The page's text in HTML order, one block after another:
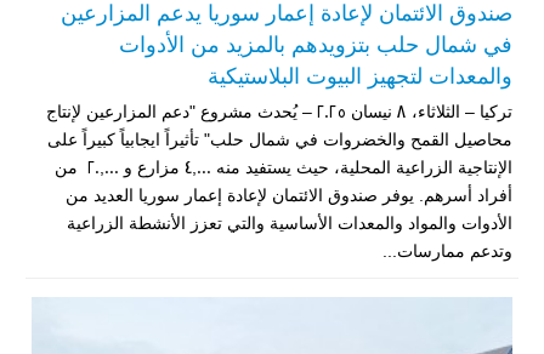
صندوق الائتمان لإعادة إعمار سوريا يدعم المزارعين
في شمال حلب بتزويدهم بالمزيد من الأدوات
والمعدات لتجهيز البيوت البلاستيكية
تركيا – الثلاثاء، 8 نيسان 2025 – يُحدث مشروع "دعم المزارعين لإنتاج
محاصيل القمح والخضروات في شمال حلب" تأثيراً ايجابياً كبيراً على
الإنتاجية الزراعية المحلية، حيث يستفيد منه 4,000 مزارع و 20,000 من
أفراد أسرهم. يوفر صندوق الائتمان لإعادة إعمار سوريا العديد من
الأدوات والمواد والمعدات الأساسية والتي تعزز الأنشطة الزراعية
وتدعم ممارسات...